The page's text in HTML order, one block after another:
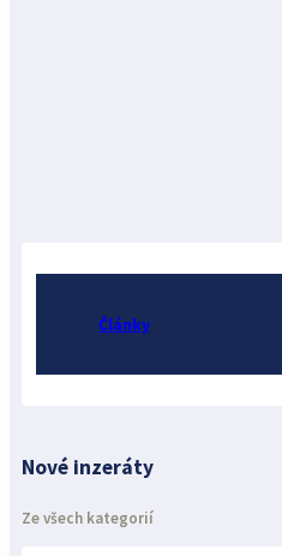
Články
Nové inzeráty
Ze všech kategorií